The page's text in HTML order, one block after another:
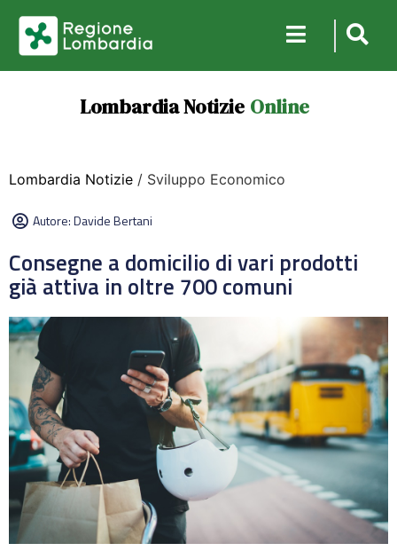
Lombardia Notizie Online
Lombardia Notizie / Sviluppo Economico
Autore:Davide Bertani
Consegne a domicilio di vari prodotti
già attiva in oltre 700 comuni